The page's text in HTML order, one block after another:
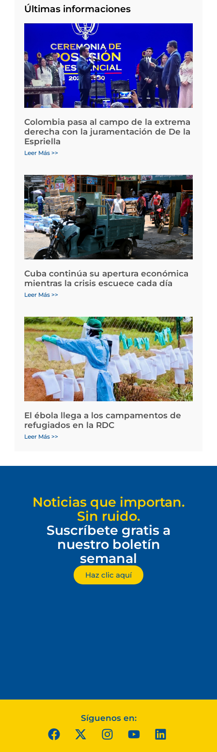
Últimas informaciones
Colombia pasa al campo de la extrema
derecha con la juramentación de De la
Espriella
Leer Más >>
Cuba continúa su apertura económica
mientras la crisis escuece cada día
Leer Más >>
El ébola llega a los campamentos de
refugiados en la RDC
Leer Más >>
Noticias que importan.
Sin ruido.
Suscríbete gratis a
nuestro boletín
semanal
Haz clic aquí
Síguenos en: